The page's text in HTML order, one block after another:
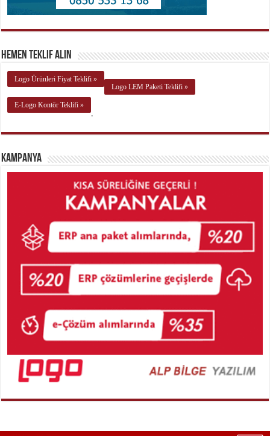
Hemen Teklif Alın
Logo Ürünleri Fiyat Teklifi »
Logo LEM Paketi Teklifi »
E-Logo Kontör Teklifi »
.
Kampanya